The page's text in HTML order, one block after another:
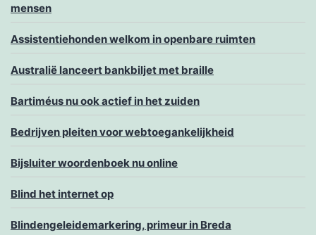
mensen
Assistentiehonden welkom in openbare ruimten
Australië lanceert bankbiljet met braille
Bartiméus nu ook actief in het zuiden
Bedrijven pleiten voor webtoegankelijkheid
Bijsluiter woordenboek nu online
Blind het internet op
Blindengeleidemarkering, primeur in Breda